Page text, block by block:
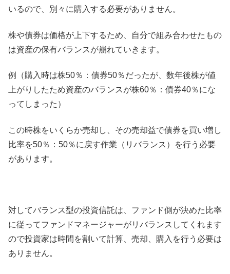
いるので、別々に購入する必要がありません。
株や債券は価格が上下するため、自分で組み合わせたもの
は資産の保有バランスが崩れていきます。
例（購入時は株50％：債券50％だったが、数年後株が値
上がりしたため資産のバランスが株60％：債券40％にな
ってしまった）
この時株をいくらか売却し、その売却益で債券を買い増し
比率を50％：50％に戻す作業（リバランス）を行う必要
があります。
対してバランス型の投資信託は、ファンド側が決めた比率
に従ってファンドマネージャーがリバランスしてくれます
ので投資家は時間を割いて計算、売却、購入を行う必要は
ありません。